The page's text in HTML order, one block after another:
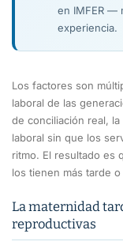
en IMFER —
experiencia.
Los factores son
laboral de las
de conciliación real,
laboral sin que los
ritmo. El resultado es
los tienen más tarde
La maternidad
reproductivas